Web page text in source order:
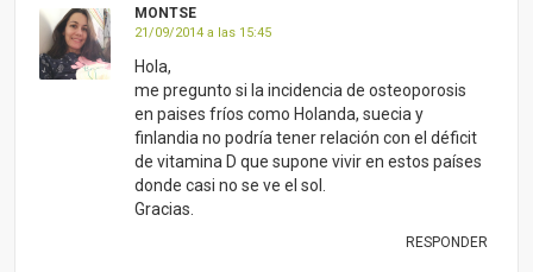
MONTSE
21/09/2014 a las 15:45
Hola,
me pregunto si la incidencia de osteoporosis
en paises fríos como Holanda, suecia y
finlandia no podría tener relación con el déficit
de vitamina D que supone vivir en estos países
donde casi no se ve el sol.
Gracias.
RESPONDER